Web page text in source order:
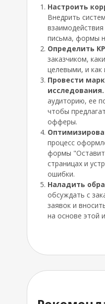
Настроить
Внедрить
письма, формы
Определить
заказчиком,
целевыми, и как
Провести
исследования.
аудиторию, ее
чтобы
офферы.
процесс
формы
страницах и
ошибки.
Наладить
обсуждать с
заявок и
на основе этой
Политика обработки
Маркетинг на аутсорсе
Маркетинг-сессия
заказать
8 800 302 44 74
Программа лояльности с
Быстрый старт
Базовый маркетинг
Аудит отдела продаж
Маркетинговое
ЯВОРСКИЙ И
Маркетинговый